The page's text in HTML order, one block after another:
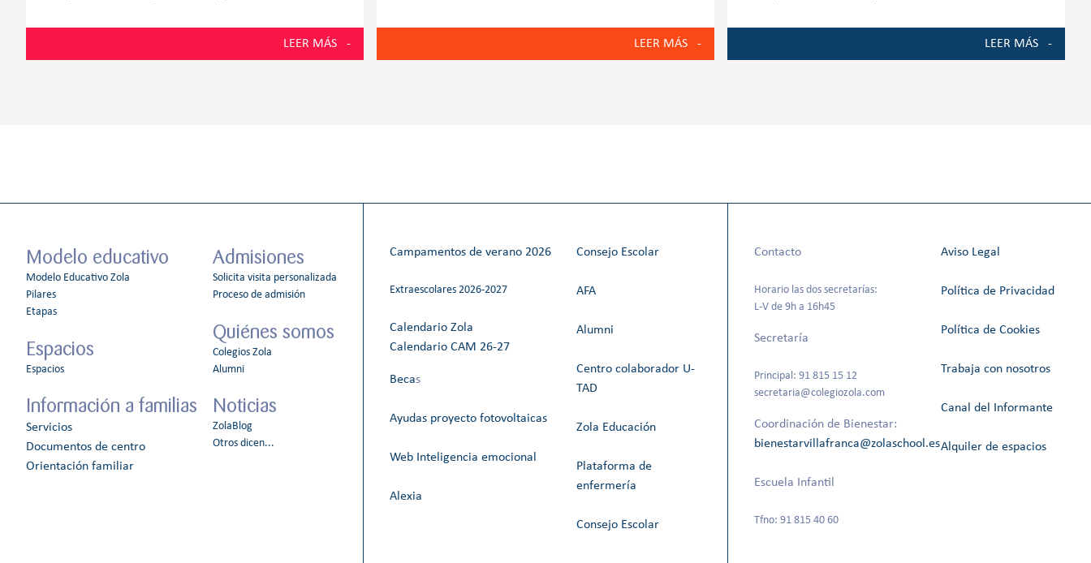
LEER MÁS LEER MÁS
LEER MÁS
Modelo educativo
Modelo Educativo Zola
Pilares
Etapas
Espacios
Espacios
Información a familias
Servicios
Documentos de centro
Orientación familiar
Admisiones
Solicita visita personalizada
Proceso de admisión
Quiénes somos
Colegios Zola
Alumni
Noticias
ZolaBlog
Otros dicen...
Campamentos de verano 2026
Extraescolares 2026-2027
Calendario Zola
Calendario CAM 26-27
Becas
Ayudas proyecto fotovoltaicas
Web Inteligencia emocional
Alexia
Consejo Escolar
AFA
Alumni
Centro colaborador U-
TAD
Zola Educación
Plataforma de
enfermería
Consejo Escolar
Contacto
Horario las dos secretarías:
L-V de 9h a 16h45
Secretaría
Principal: 91 815 15 12
secretaria@colegiozola.com
Coordinación de Bienestar:
bienestarvillafranca@zolaschool.es
Escuela Infantil
Tfno: 91 815 40 60
Aviso Legal
Política de Privacidad
Política de Cookies
Trabaja con nosotros
Canal del Informante
Alquiler de espacios